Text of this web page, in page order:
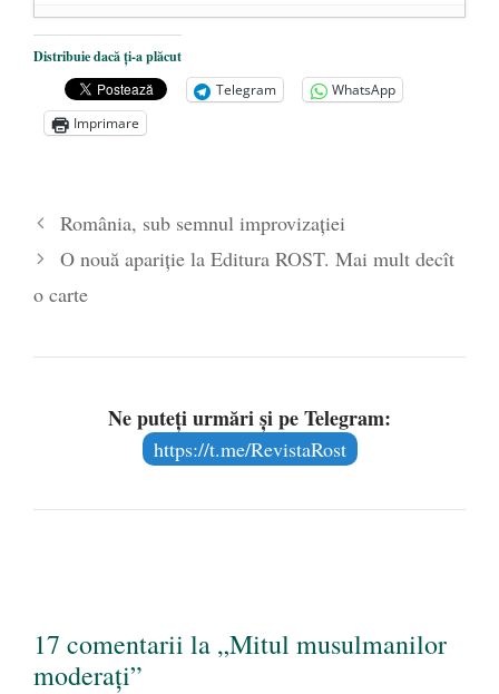
De ce propaganda LGBT nu-și are locul în
unitățile de învățământ
- 17 iunie 2020
Anarhia din SUA e opera stângii radicale
2 iunie 2020
mai 2020
Distribuie dacă ți-a plăcut
Telegram
WhatsApp
Imprimare
România, sub semnul improvizaţiei
O nouă apariţie la Editura ROST. Mai mult decît
o carte
Ne puteți urmări și pe Telegram:
https://t.me/RevistaRost
17 comentarii la „Mitul musulmanilor
moderați”